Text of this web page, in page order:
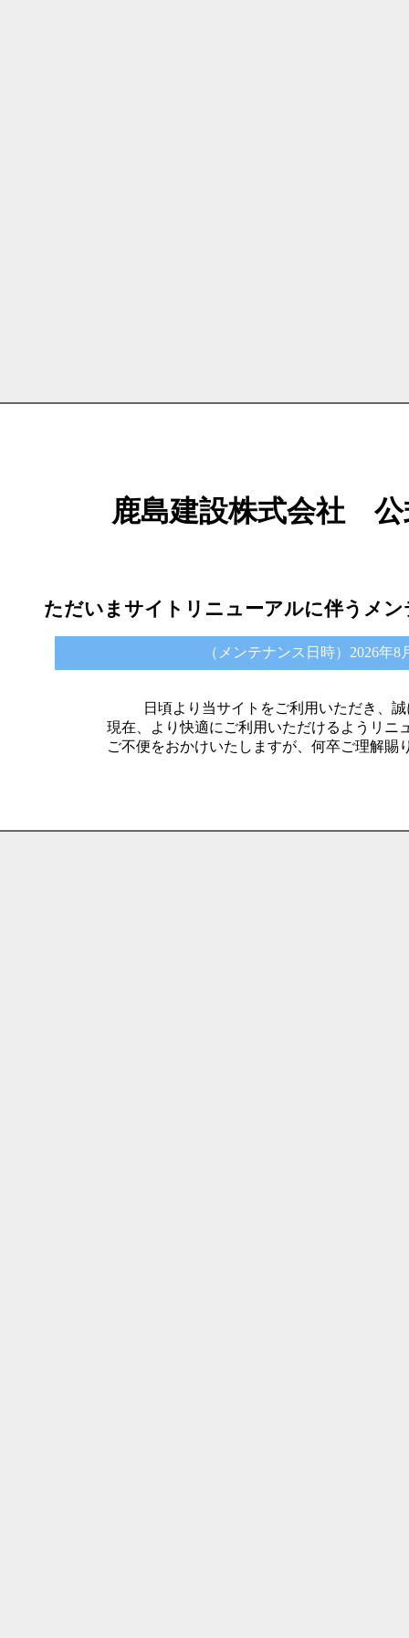
鹿島建設株式会社
ただいまサイトリニューアルに伴うメ
（メンテナンス日時）2026年8
日頃より当サイトをご利用いただき、
現在、より快適にご利用いただけるようリニ
ご不便をおかけいたしますが、何卒ご理解賜